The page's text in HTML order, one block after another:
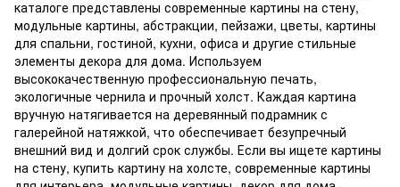
каталоге представлены современные картины на стену,
модульные картины, абстракции, пейзажи, цветы, картины
для спальни, гостиной, кухни, офиса и другие стильные
элементы декора для дома. Используем
высококачественную профессиональную печать,
экологичные чернила и прочный холст. Каждая картина
вручную натягивается на деревянный подрамник с
галерейной натяжкой, что обеспечивает безупречный
внешний вид и долгий срок службы. Если вы ищете картины
на стену, купить картину на холсте, современные картины